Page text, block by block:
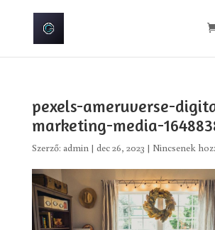
pexels-ameruverse-
marketing-media-
Szerző: admin| dec 26, 2023 | Nincsenek